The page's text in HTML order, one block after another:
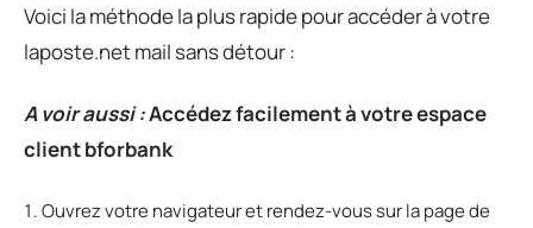
Voici la méthode la plus rapide pour accéder à votre
laposte.net mail sans détour :
A voir aussi :Accédez facilement à votre espace
client bforbank
Ouvrez votre navigateur et rendez-vous sur la page de